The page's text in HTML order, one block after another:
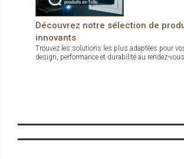
Découvrez notre sélection de
innovants
Trouvez les solutions les plus adaptées pour
design, performance et durabilité au rendez-vous